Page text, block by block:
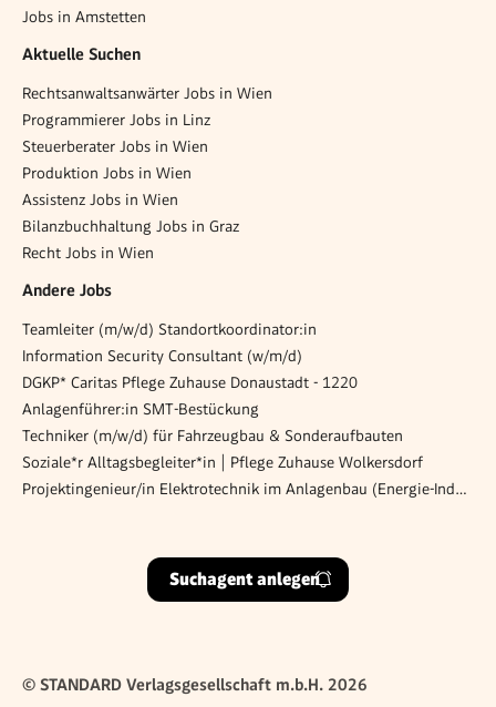
Jobs in Amstetten
Aktuelle Suchen
Rechtsanwaltsanwärter Jobs in Wien
Programmierer Jobs in Linz
Steuerberater Jobs in Wien
Produktion Jobs in Wien
Assistenz Jobs in Wien
Bilanzbuchhaltung Jobs in Graz
Recht Jobs in Wien
Andere Jobs
Teamleiter (m/w/d) Standortkoordinator:in
Information Security Consultant (w/m/d)
DGKP* Caritas Pflege Zuhause Donaustadt - 1220
Anlagenführer:in SMT-Bestückung
Techniker (m/w/d) für Fahrzeugbau & Sonderaufbauten
Soziale*r Alltagsbegleiter*in | Pflege Zuhause Wolkersdorf
Projektingenieur/in Elektrotechnik im Anlagenbau (Energie-Industrie)
Suchagent anlegen
© STANDARD Verlagsgesellschaft m.b.H. 2026